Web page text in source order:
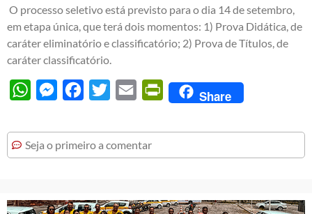
O processo seletivo está previsto para o dia 14 de setembro,
em etapa única, que terá dois momentos: 1) Prova Didática, de
caráter eliminatório e classificatório; 2) Prova de Títulos, de
caráter classificatório.
WhatsAppMessengerFacebook
Twitter Email PrintFriendly
Share
Seja o primeiro a comentar